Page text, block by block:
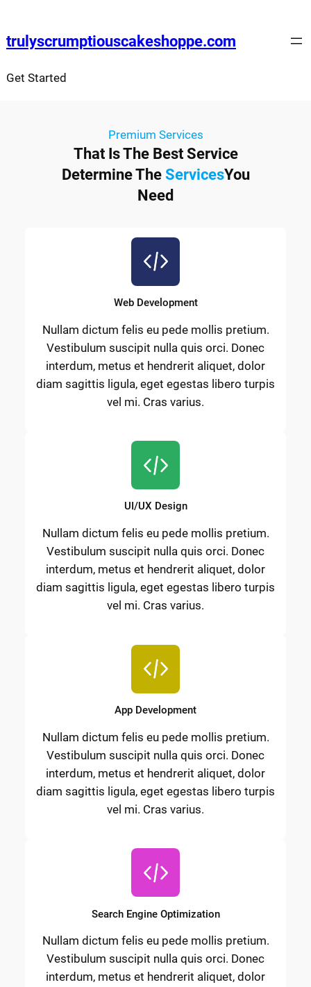
trulyscrumptiouscakeshoppe.com
Get Started
Premium Services
That Is The Best Service
Determine The ServicesYou
Need
Web Development
Nullam dictum felis eu pede mollis pretium.
Vestibulum suscipit nulla quis orci. Donec
interdum, metus et hendrerit aliquet, dolor
diam sagittis ligula, eget egestas libero turpis
vel mi. Cras varius.
UI/UX Design
Nullam dictum felis eu pede mollis pretium.
Vestibulum suscipit nulla quis orci. Donec
interdum, metus et hendrerit aliquet, dolor
diam sagittis ligula, eget egestas libero turpis
vel mi. Cras varius.
App Development
Nullam dictum felis eu pede mollis pretium.
Vestibulum suscipit nulla quis orci. Donec
interdum, metus et hendrerit aliquet, dolor
diam sagittis ligula, eget egestas libero turpis
vel mi. Cras varius.
Search Engine Optimization
Nullam dictum felis eu pede mollis pretium.
Vestibulum suscipit nulla quis orci. Donec
interdum, metus et hendrerit aliquet, dolor